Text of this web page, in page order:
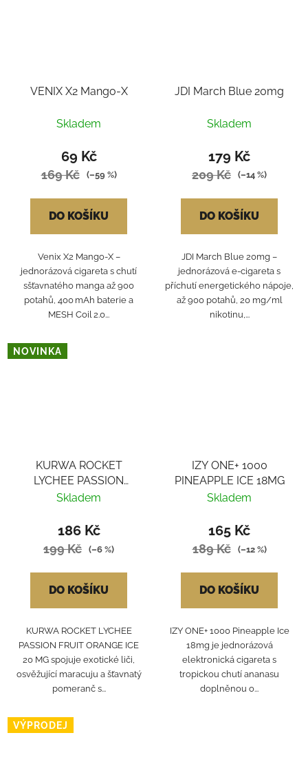
VENIX X2 Mango-X
Skladem
69 Kč
169 Kč (–59 %)
DO KOŠÍKU
Venix X2 Mango‑X –
jednorázová cigareta s chutí
sšťavnatého manga až 900
potahů, 400 mAh baterie a
MESH Coil 2.0...
JDI March Blue 20mg
Skladem
179 Kč
209 Kč (–14 %)
DO KOŠÍKU
JDI March Blue 20mg –
jednorázová e-cigareta s
příchutí energetického nápoje,
až 900 potahů, 20 mg/ml
nikotinu,...
NOVINKA
KURWA ROCKET
LYCHEE PASSION
FRUIT ORANGE ICE
Skladem
186 Kč
199 Kč (–6 %)
DO KOŠÍKU
KURWA ROCKET LYCHEE
PASSION FRUIT ORANGE ICE
20 MG spojuje exotické liči,
osvěžující maracuju a šťavnatý
pomeranč s...
IZY ONE+ 1000
PINEAPPLE ICE 18MG
Skladem
165 Kč
189 Kč (–12 %)
DO KOŠÍKU
IZY ONE+ 1000 Pineapple Ice
18mg je jednorázová
elektronická cigareta s
tropickou chutí ananasu
doplněnou o...
VÝPRODEJ